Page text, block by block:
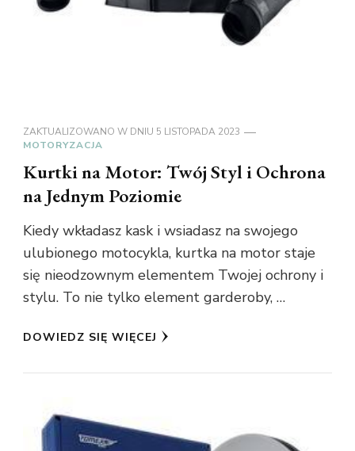
ZAKTUALIZOWANO W DNIU 5 LISTOPADA 2023
MOTORYZACJA
Kurtki na Motor: Twój Styl i Ochrona
na Jednym Poziomie
Kiedy wkładasz kask i wsiadasz na swojego
ulubionego motocykla, kurtka na motor staje
się nieodzownym elementem Twojej ochrony i
stylu. To nie tylko element garderoby, …
DOWIEDZ SIĘ WIĘCEJ